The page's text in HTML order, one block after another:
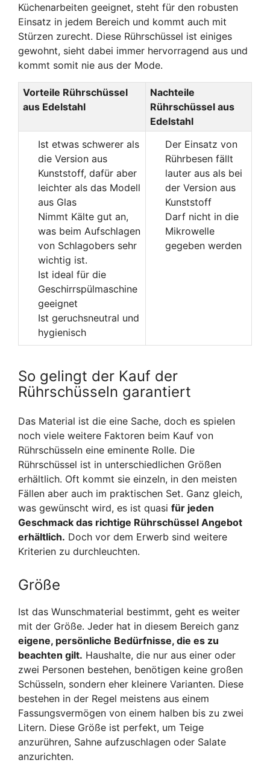
Küchenarbeiten geeignet, steht für den robusten
Einsatz in jedem Bereich und kommt auch mit
Stürzen zurecht. Diese Rührschüssel ist einiges
gewohnt, sieht dabei immer hervorragend aus und
kommt somit nie aus der Mode.
Vorteile Rührschüssel
aus Edelstahl
Nachteile
Rührschüssel aus
Edelstahl
Ist etwas schwerer als
die Version aus
Kunststoff, dafür aber
leichter als das Modell
aus Glas
Nimmt Kälte gut an,
was beim Aufschlagen
von Schlagobers sehr
wichtig ist.
Ist ideal für die
Geschirrspülmaschine
geeignet
Ist geruchsneutral und
hygienisch
Der Einsatz von
Rührbesen fällt
lauter aus als bei
der Version aus
Kunststoff
Darf nicht in die
Mikrowelle
gegeben werden
So gelingt der Kauf der
Rührschüsseln garantiert
Das Material ist die eine Sache, doch es spielen
noch viele weitere Faktoren beim Kauf von
Rührschüsseln eine eminente Rolle. Die
Rührschüssel ist in unterschiedlichen Größen
erhältlich. Oft kommt sie einzeln, in den meisten
Fällen aber auch im praktischen Set. Ganz gleich,
was gewünscht wird, es ist quasi für jeden
Geschmack das richtige Rührschüssel Angebot
erhältlich. Doch vor dem Erwerb sind weitere
Kriterien zu durchleuchten.
Größe
Ist das Wunschmaterial bestimmt, geht es weiter
mit der Größe. Jeder hat in diesem Bereich ganz
eigene, persönliche Bedürfnisse, die es zu
beachten gilt. Haushalte, die nur aus einer oder
zwei Personen bestehen, benötigen keine großen
Schüsseln, sondern eher kleinere Varianten. Diese
bestehen in der Regel meistens aus einem
Fassungsvermögen von einem halben bis zu zwei
Litern. Diese Größe ist perfekt, um Teige
anzurühren, Sahne aufzuschlagen oder Salate
anzurichten.